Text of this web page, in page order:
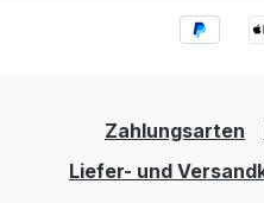
Zahlungsarten
Liefer- und